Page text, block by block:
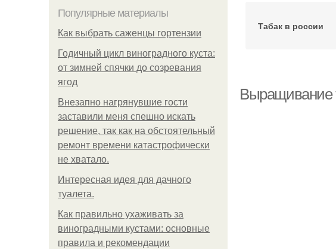
Популярные материалы
Как выбрать саженцы гортензии
Годичный цикл виноградного куста:
от зимней спячки до созревания
ягод
Внезапно нагрянувшие гости
заставили меня спешно искать
решение, так как на обстоятельный
ремонт времени катастрофически
не хватало.
Интересная идея для дачного
туалета.
Как правильно ухаживать за
виноградными кустами: основные
правила и рекомендации
Табак в россии
Выращивание